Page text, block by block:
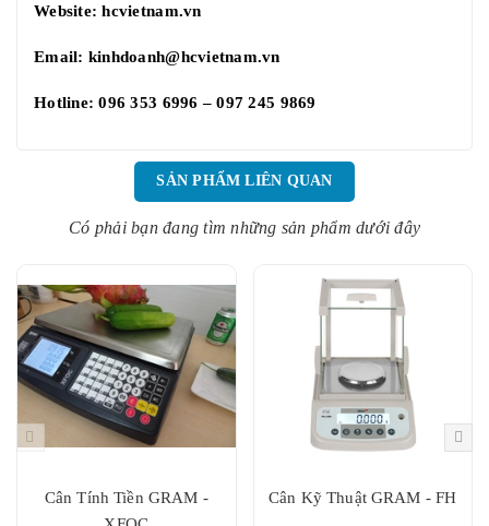
Website:hcvietnam.vn
Email: kinhdoanh@hcvietnam.vn
Hotline: 096 353 6996 – 097 245 9869
SẢN PHẨM LIÊN QUAN
Có phải bạn đang tìm những sản phẩm dưới đây
Cân Tính Tiền GRAM -
Cân Kỹ Thuật GRAM - FH